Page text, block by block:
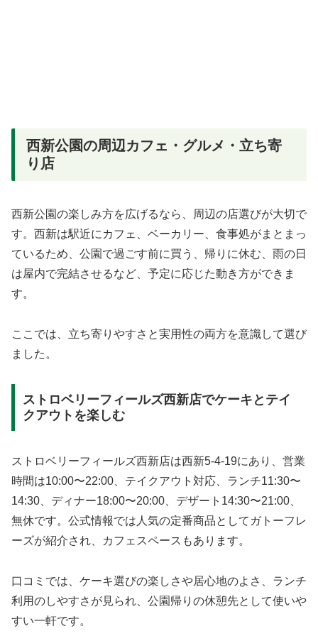
西新公園の周辺カフェ・グルメ・立ち寄
り店
西新公園の楽しみ方を広げるなら、周辺の店選びが大切で
す。西新は駅近にカフェ、ベーカリー、食事処がまとまっ
ているため、公園で過ごす前に買う、帰りに休む、雨の日
は屋内で完結させるなど、予定に応じた動き方ができま
す。
ここでは、立ち寄りやすさと実用性の両方を意識して選び
ました。
ストロベリーフィールズ西新店でケーキとテイ
クアウトを楽しむ
ストロベリーフィールズ西新店は西新5-4-19にあり、営業
時間は10:00〜22:00、テイクアウト対応、ランチ11:30〜
14:30、ディナー18:00〜20:00、デザート14:30〜21:00、
無休です。公式情報では人気の定番商品としてガトーフレ
ーズが紹介され、カフェスペースもあります。
口コミでは、ケーキ選びの楽しさや居心地のよさ、ランチ
利用のしやすさが見られ、公園帰りの休憩先として使いや
すい一軒です。